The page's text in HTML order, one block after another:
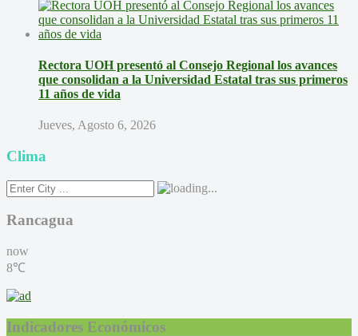
Rectora UOH presentó al Consejo Regional los avances
que consolidan a la Universidad Estatal tras sus primeros
11 años de vida
Jueves, Agosto 6, 2026
Clima
Rancagua
now
8℃
Indicadores Económicos